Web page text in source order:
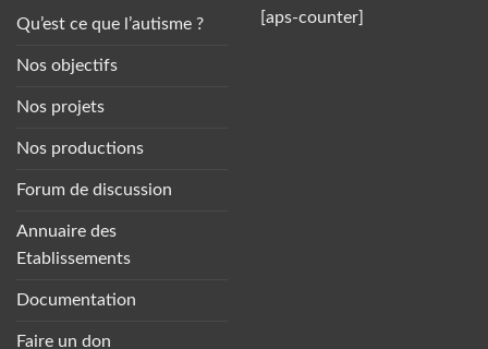
Qu’est ce que l’autisme ?
Nos objectifs
Nos projets
Nos productions
Forum de discussion
Annuaire des
Etablissements
Documentation
Faire un don
[aps-counter]